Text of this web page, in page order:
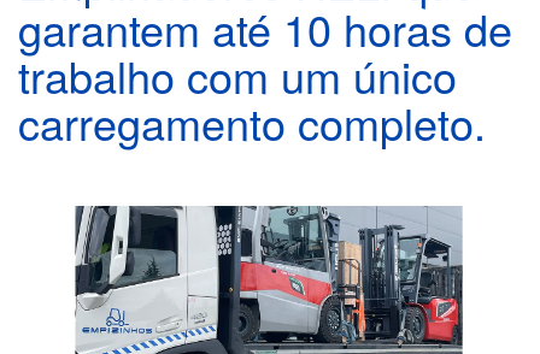
garantem até 10 horas de
trabalho com um único
carregamento completo.